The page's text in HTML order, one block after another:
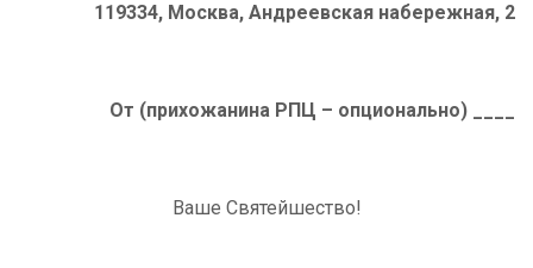
119334, Москва, Андреевская набережная, 2
От (прихожанина РПЦ – опционально) ____
Ваше Святейшество!